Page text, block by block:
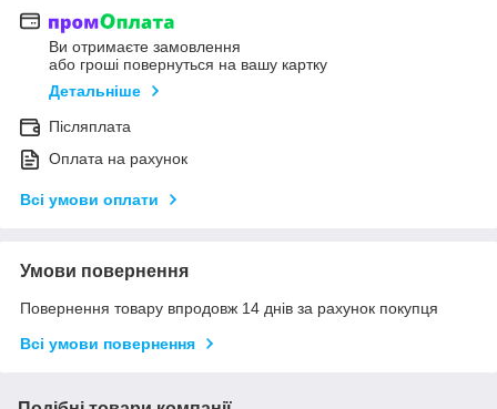
Ви отримаєте замовлення
або гроші повернуться на вашу картку
Детальніше
Післяплата
Оплата на рахунок
Всі умови оплати
Умови повернення
Повернення товару впродовж 14 днів за рахунок покупця
Всі умови повернення